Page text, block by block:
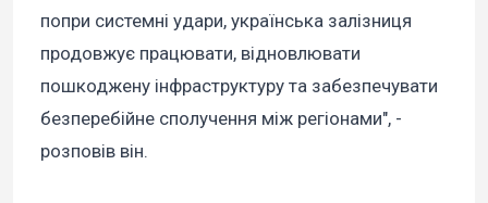
попри системні удари, українська залізниця
продовжує працювати, відновлювати
пошкоджену інфраструктуру та забезпечувати
безперебійне сполучення між регіонами", -
розповів він.